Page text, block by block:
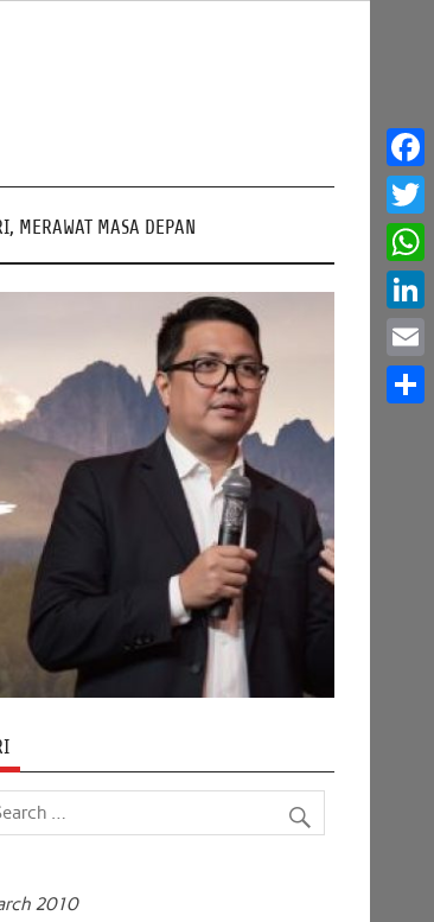
MERAWAT MASA DEPAN
2010
Email